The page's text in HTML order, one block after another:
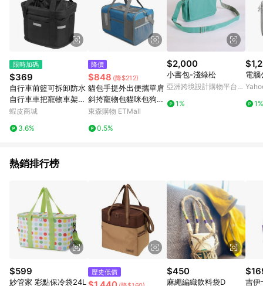
相關認定以Yahoo購物中心之認定為準
限時加碼
$369
自行車前籃可拆卸防水
自行車車把寵物車架包
2026
蝦皮商城
3.6%
降價
$848 (降$212)
貓包手提外出便攜單肩
斜挎寵物包貓咪包狗狗
包大容量透氣絕育包
東森購物 ETMall
0.5%
$2,000
小書包-淺綠松
亞洲跨境設計購物平台
1%
電
1%
熱銷排行榜
$599
妙管家 彩點保冷袋24L
歷史低價 $450
麻繩編織飲料袋D 吉伊